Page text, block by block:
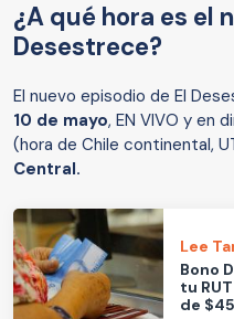
¿A qué hora es el
Desestrece?
El nuevo episodio de El
10 de mayo, EN VIVO y en
(hora de Chile continental,
Central.
Lee
Bono
tu
de